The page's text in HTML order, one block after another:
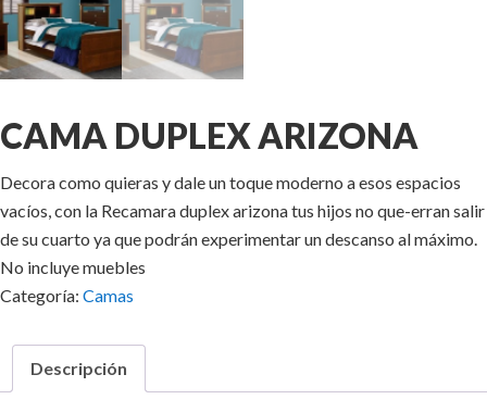
CAMA DUPLEX ARIZONA
Decora como quieras y dale un toque moderno a esos espacios
vacíos, con la Recamara duplex arizona tus hijos no que-erran salir
de su cuarto ya que podrán experimentar un descanso al máximo.
No incluye muebles
Categoría: Camas
Descripción